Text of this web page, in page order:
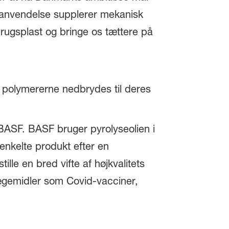
supplerer mekanisk
og bringe os tættere på
nedbrydes til deres
BASF bruger pyrolyseolien i
produkt efter en
en bred vifte af højkvalitets
som Covid-vacciner,